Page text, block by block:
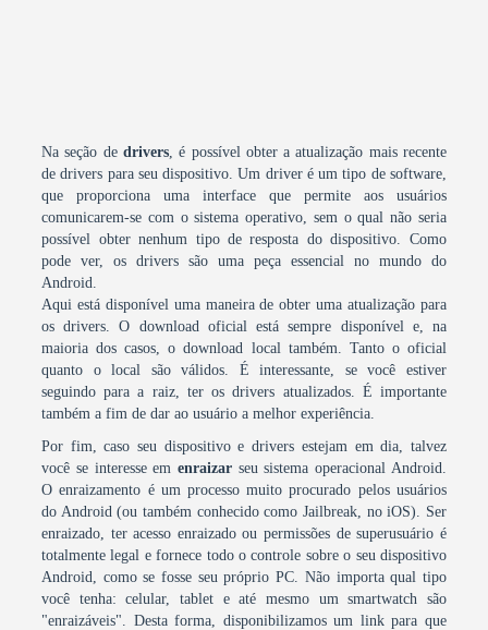
Na seção de drivers, é possível obter a atualização mais recente
de drivers para seu dispositivo. Um driver é um tipo de software,
que proporciona uma interface que permite aos usuários
comunicarem-se com o sistema operativo, sem o qual não seria
possível obter nenhum tipo de resposta do dispositivo. Como
pode ver, os drivers são uma peça essencial no mundo do
Android.
Aqui está disponível uma maneira de obter uma atualização para
os drivers. O download oficial está sempre disponível e, na
maioria dos casos, o download local também. Tanto o oficial
quanto o local são válidos. É interessante, se você estiver
seguindo para a raiz, ter os drivers atualizados. É importante
também a fim de dar ao usuário a melhor experiência.
Por fim, caso seu dispositivo e drivers estejam em dia, talvez
você se interesse em enraizar seu sistema operacional Android.
O enraizamento é um processo muito procurado pelos usuários
do Android (ou também conhecido como Jailbreak, no iOS). Ser
enraizado, ter acesso enraizado ou permissões de superusuário é
totalmente legal e fornece todo o controle sobre o seu dispositivo
Android, como se fosse seu próprio PC. Não importa qual tipo
você tenha: celular, tablet e até mesmo um smartwatch são
"enraizáveis". Desta forma, disponibilizamos um link para que